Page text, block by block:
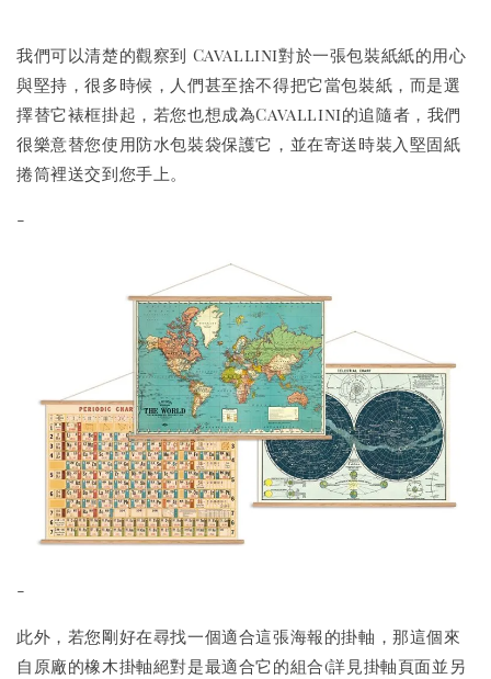
我們可以清楚的觀察到 Cavallini對於一張包裝紙紙的用心
與堅持，很多時候，人們甚至捨不得把它當包裝紙，而是選
擇替它裱框掛起，若您也想成為Cavallini的追隨者，我們
很樂意替您使用防水包裝袋保護它，並在寄送時裝入堅固紙
捲筒裡送交到您手上。
-
-
此外，若您剛好在尋找一個適合這張海報的掛軸，那這個來
自原廠的橡木掛軸絕對是最適合它的組合(詳見掛軸頁面並另